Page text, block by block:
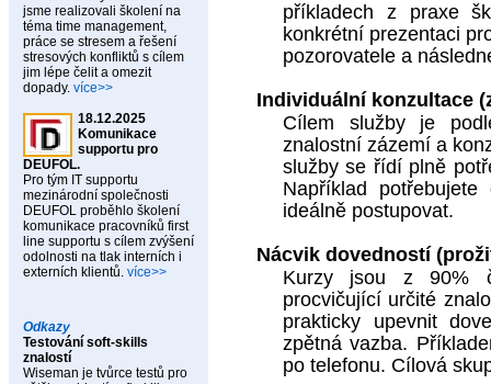
jsme realizovali školení na
téma time management,
práce se stresem a řešení
stresových konfliktů s cílem
jim lépe čelit a omezit
dopady. více>>
18.12.2025
Komunikace
supportu pro
DEUFOL.
Pro tým IT supportu
mezinárodní společnosti
DEUFOL proběhlo školení
komunikace pracovníků first
line supportu s cílem zvýšení
odolnosti na tlak interních i
externích klientů. více>>
Odkazy
Testování soft-skills
znalostí
Wiseman je tvůrce testů pro
příkladech z praxe
konkrétní prezentaci
pozorovatele a
Individuální konzultace
Cílem služby je
znalostní zázemí a
služby se řídí plně
Například
ideálně postupovat.
Nácvik dovedností
Kurzy jsou z 90%
procvičující určité
prakticky upevnit
zpětná vazba.
po telefonu. Cílová